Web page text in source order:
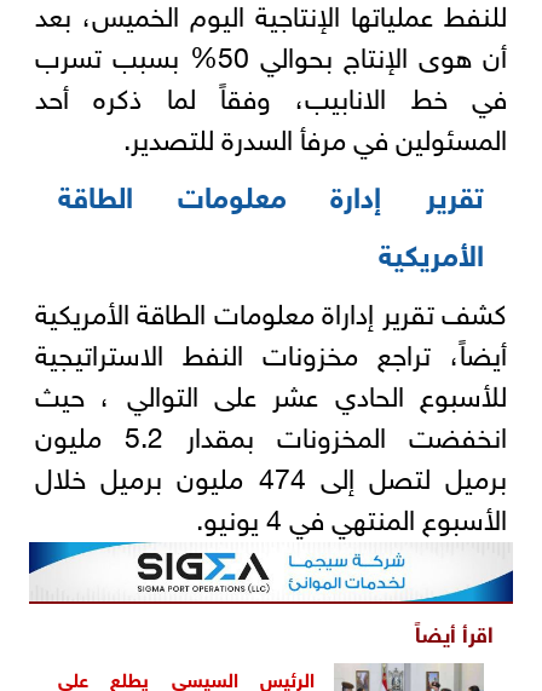
للنفط عملياتها الإنتاجية اليوم الخميس، بعد
أن هوى الإنتاج بحوالي 50% بسبب تسرب
في خط الانابيب، وفقاً لما ذكره أحد
المسئولين في مرفأ السدرة للتصدير.
تقرير إدارة معلومات الطاقة
الأمريكية
كشف تقرير إداراة معلومات الطاقة الأمريكية
أيضاً، تراجع مخزونات النفط الاستراتيجية
للأسبوع الحادي عشر على التوالي ، حيث
انخفضت المخزونات بمقدار 5.2 مليون
برميل لتصل إلى 474 مليون برميل خلال
الأسبوع المنتهي في 4 يونيو.
اقرأ أيضاً
الرئيس السيسي يطلع على